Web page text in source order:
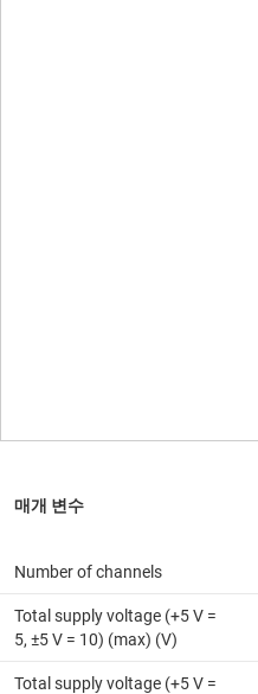
Number of channels
Total supply voltage (+5 V =
5, ±5 V = 10) (max) (V)
Total supply voltage (+5 V =